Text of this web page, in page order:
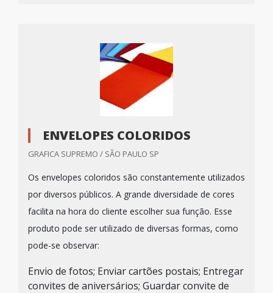
ENVELOPES COLORIDOS
GRAFICA SUPREMO / SÃO PAULO SP
Os envelopes coloridos são constantemente utilizados
por diversos públicos. A grande diversidade de cores
facilita na hora do cliente escolher sua função. Esse
produto pode ser utilizado de diversas formas, como
pode-se observar:
Envio de fotos; Enviar cartões postais; Entregar
convites de aniversários; Guardar convite de